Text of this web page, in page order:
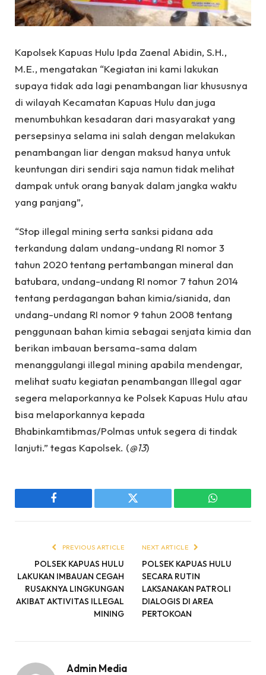
Kapolsek Kapuas Hulu Ipda Zaenal Abidin, S.H.,
M.E., mengatakan “Kegiatan ini kami lakukan
supaya tidak ada lagi penambangan liar khususnya
di wilayah Kecamatan Kapuas Hulu dan juga
menumbuhkan kesadaran dari masyarakat yang
persepsinya selama ini salah dengan melakukan
penambangan liar dengan maksud hanya untuk
keuntungan diri sendiri saja namun tidak melihat
dampak untuk orang banyak dalam jangka waktu
yang panjang”,
“Stop iIlegal mining serta sanksi pidana ada
terkandung dalam undang-undang RI nomor 3
tahun 2020 tentang pertambangan mineral dan
batubara, undang-undang RI nomor 7 tahun 2014
tentang perdagangan bahan kimia/sianida, dan
undang-undang RI nomor 9 tahun 2008 tentang
penggunaan bahan kimia sebagai senjata kimia dan
berikan imbauan bersama-sama dalam
menanggulangi iIlegal mining apabila mendengar,
melihat suatu kegiatan penambangan Illegal agar
segera melaporkannya ke Polsek Kapuas Hulu atau
bisa melaporkannya kepada
Bhabinkamtibmas/Polmas untuk segera di tindak
lanjuti.” tegas Kapolsek. (@13)
Facebook Twitter WhatsApp
PREVIOUS ARTICLE
POLSEK KAPUAS HULU
LAKUKAN IMBAUAN CEGAH
RUSAKNYA LINGKUNGAN
AKIBAT AKTIVITAS ILLEGAL
MINING
NEXT ARTICLE
POLSEK KAPUAS HULU
SECARA RUTIN
LAKSANAKAN PATROLI
DIALOGIS DI AREA
PERTOKOAN
Admin Media